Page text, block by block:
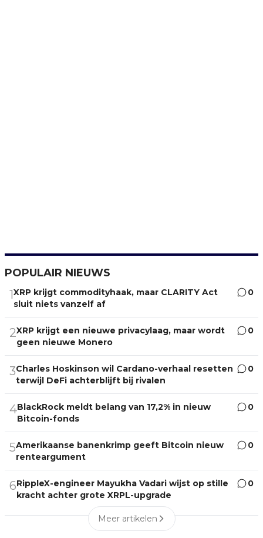
POPULAIR NIEUWS
1XRP krijgt commodityhaak, maar CLARITY Act
sluit niets vanzelf af
0
2XRP krijgt een nieuwe privacylaag, maar wordt
geen nieuwe Monero
0
3Charles Hoskinson wil Cardano-verhaal resetten
terwijl DeFi achterblijft bij rivalen
0
4BlackRock meldt belang van 17,2% in nieuw
Bitcoin-fonds
0
5Amerikaanse banenkrimp geeft Bitcoin nieuw
renteargument
0
6RippleX-engineer Mayukha Vadari wijst op stille
kracht achter grote XRPL-upgrade
0
Meer artikelen